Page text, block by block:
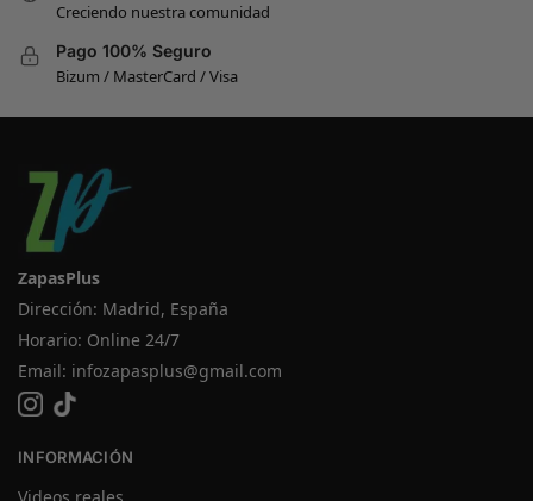
Creciendo nuestra comunidad
Pago 100% Seguro
Bizum / MasterCard / Visa
ZapasPlus
Dirección: Madrid, España
Horario: Online 24/7
Email: infozapasplus@gmail.com
INFORMACIÓN
Videos reales